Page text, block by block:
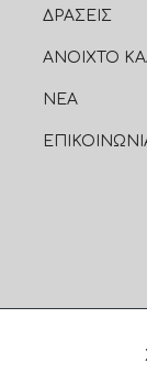
ΔΡΑΣΕΙΣ
ΑΝΟΙΧΤΟ
ΝΕΑ